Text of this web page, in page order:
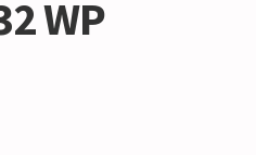
WP